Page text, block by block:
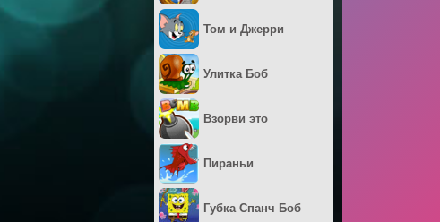
Том и Джерри
Улитка Боб
Взорви это
Пираньи
Губка Спанч Боб